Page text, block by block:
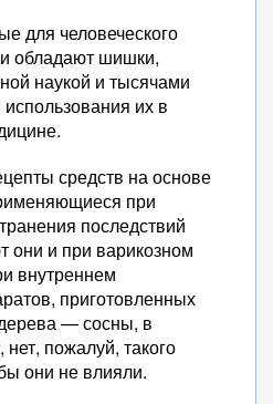
для человеческого
обладают шишки,
наукой и тысячами
их в
средств на основе
при
последствий
они и при варикозном
внутреннем
приготовленных
— сосны, в
пожалуй, такого
они не влияли.